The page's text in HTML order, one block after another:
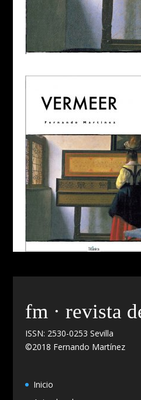
fm · revista
ISSN: 2530-0253 Sevilla
©2018 Fernando Martínez
Inicio